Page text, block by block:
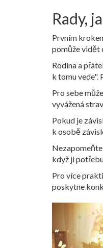
Rady,
Prvním
pomůže vidět
Rodina a
k tomu vede".
Pro sebe
vyvážená
Pokud je
k osobě
když ji
Pro více
poskytne